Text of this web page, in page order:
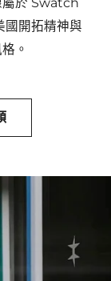
國開拓精神與
。